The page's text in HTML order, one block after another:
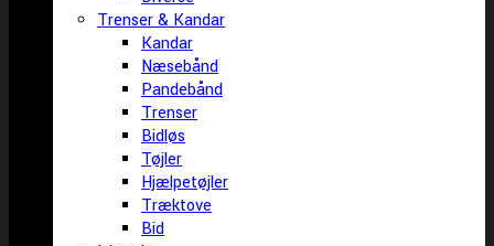
Trenser & Kandar
Kandar
Næsebånd
Pandebånd
Trenser
Bidløs
Tøjler
Hjælpetøjler
Træktove
Bid